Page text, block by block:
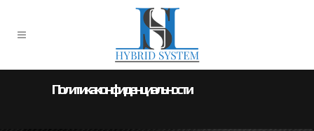
Политика конфиденциальности